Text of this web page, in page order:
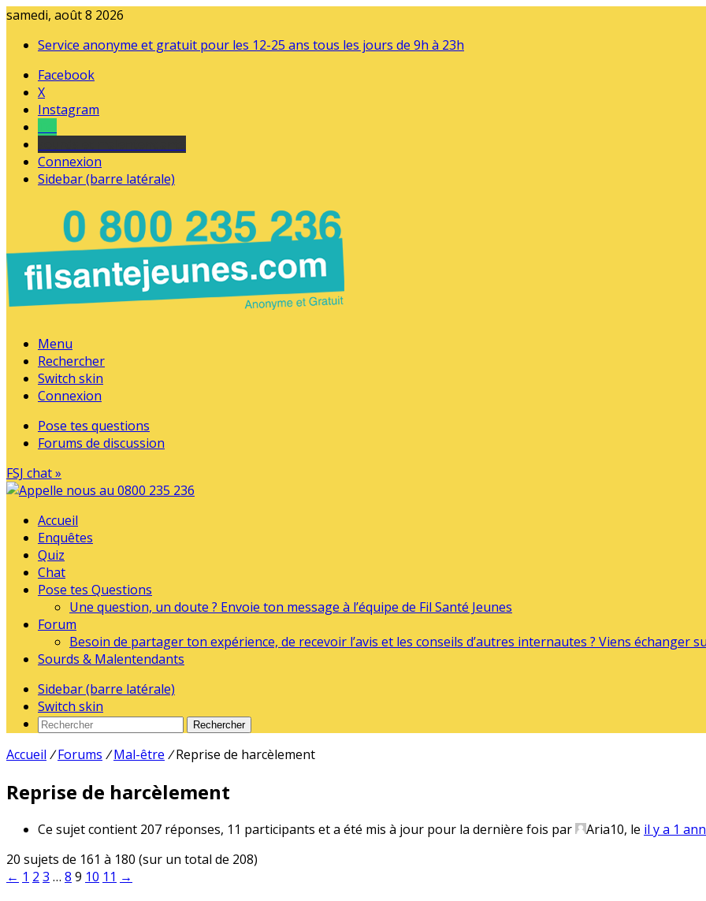
samedi, août 8 2026
Service anonyme et gratuit pour les 12-25 ans tous les jours de 9h à 23h
Facebook
X
Instagram
Connexion
Sidebar (barre latérale)
Menu
Rechercher
Switch skin
Connexion
Pose tes questions
Forums de discussion
FSJ chat »
Accueil
Enquêtes
Quiz
Chat
Pose tes Questions
Une question, un doute ? Envoie ton message à l’équipe de Fil Santé Jeunes
Forum
Besoin de partager ton expérience, de recevoir l’avis et les conseils d’autres internautes ? Viens échanger
Sourds & Malentendants
Sidebar (barre latérale)
Switch skin
Rechercher
Accueil / Forums / Mal-être / Reprise de harcèlement
Reprise de harcèlement
Ce sujet contient 207 réponses, 11 participants et a été mis à jour pour la dernière fois par Aria10, le il y a 1
20 sujets de 161 à 180 (sur un total de 208)
← 1 2 3 … 8 9 10 11 →